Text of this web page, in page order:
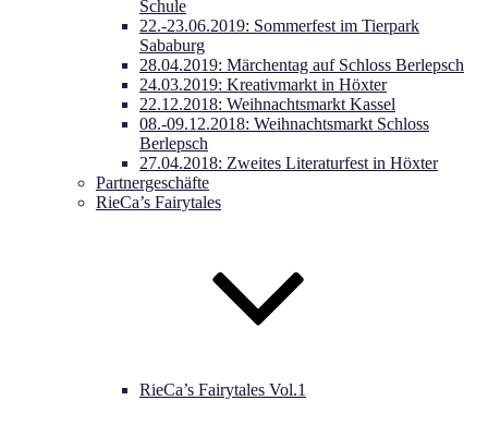
Schule
22.-23.06.2019: Sommerfest im Tierpark
Sababurg
28.04.2019: Märchentag auf Schloss Berlepsch
24.03.2019: Kreativmarkt in Höxter
22.12.2018: Weihnachtsmarkt Kassel
08.-09.12.2018: Weihnachtsmarkt Schloss
Berlepsch
27.04.2018: Zweites Literaturfest in Höxter
Partnergeschäfte
RieCa’s Fairytales
RieCa’s Fairytales Vol.1